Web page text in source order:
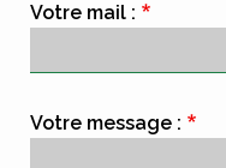
Votre mail :
Votre message :